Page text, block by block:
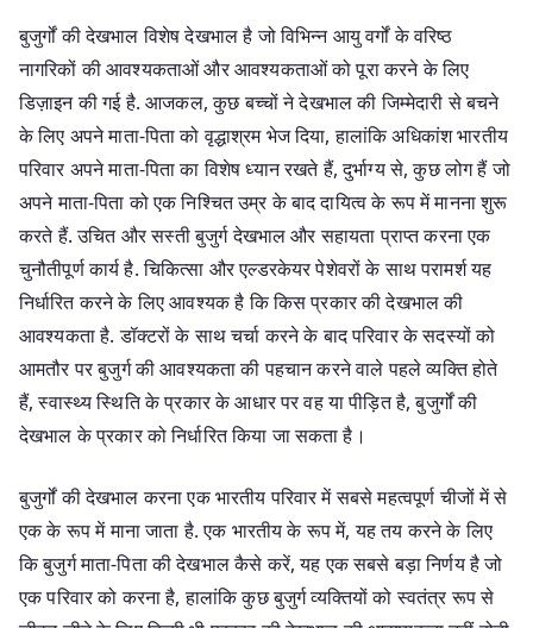
बुजुर्गों की देखभाल विशेष देखभाल है जो विभिन्न आयु वर्गों के वरिष्ठ
नागरिकों की आवश्यकताओं और आवश्यकताओं को पूरा करने के लिए
डिज़ाइन की गई है. आजकल, कुछ बच्चों ने देखभाल की जिम्मेदारी से बचने
के लिए अपने माता-पिता को वृद्धाश्रम भेज दिया, हालांकि अधिकांश भारतीय
परिवार अपने माता-पिता का विशेष ध्यान रखते हैं, दुर्भाग्य से, कुछ लोग हैं जो
अपने माता-पिता को एक निश्चित उम्र के बाद दायित्व के रूप में मानना शुरू
करते हैं. उचित और सस्ती बुजुर्ग देखभाल और सहायता प्राप्त करना एक
चुनौतीपूर्ण कार्य है. चिकित्सा और एल्डरकेयर पेशेवरों के साथ परामर्श यह
निर्धारित करने के लिए आवश्यक है कि किस प्रकार की देखभाल की
आवश्यकता है. डॉक्टरों के साथ चर्चा करने के बाद परिवार के सदस्यों को
आमतौर पर बुजुर्ग की आवश्यकता की पहचान करने वाले पहले व्यक्ति होते
हैं, स्वास्थ्य स्थिति के प्रकार के आधार पर वह या पीड़ित है, बुजुर्गों की
देखभाल के प्रकार को निर्धारित किया जा सकता है।
बुजुर्गों की देखभाल करना एक भारतीय परिवार में सबसे महत्वपूर्ण चीजों में से
एक के रूप में माना जाता है. एक भारतीय के रूप में, यह तय करने के लिए
कि बुजुर्ग माता-पिता की देखभाल कैसे करें, यह एक सबसे बड़ा निर्णय है जो
एक परिवार को करना है, हालांकि कुछ बुजुर्ग व्यक्तियों को स्वतंत्र रूप से